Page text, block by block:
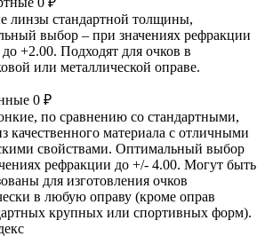
линзы стандартной толщины,
выбор – при значениях рефракции
+2.00. Подходят для очков в
или металлической оправе.
0 ₽
по сравнению со стандартными,
качественного материала с отличными
свойствами. Оптимальный выбор
рефракции до +/- 4.00. Могут быть
для изготовления очков
в любую оправу (кроме оправ
крупных или спортивных форм).